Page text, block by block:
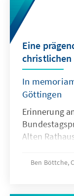
Eine
christlichen
In
Göttingen
Erinnerung
Alten
Ben Böttche,